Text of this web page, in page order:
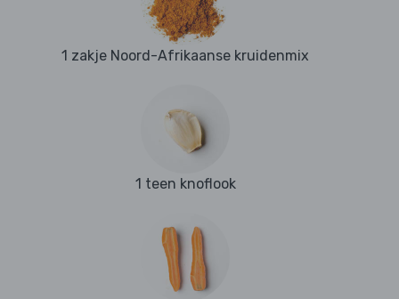
1 zakje Noord-Afrikaanse kruidenmix
1 teen knoflook